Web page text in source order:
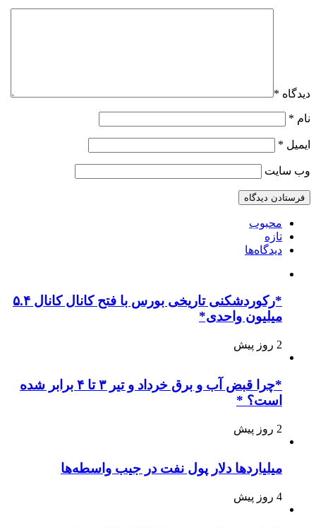
دیدگاه *
نام *
ایمیل *
وب‌ سایت
محبوب
تازه
دیدگاه‌ها
*رکوردشکنی تاریخی بورس با فتح کانال کانال ۵.۴
میلیون واحدی*
2 روز پیش
*چرا قبض آب و برق خرداد و تیر ۳ تا ۴ برابر شده
است؟ *
2 روز پیش
میلیاردها دلار پول نفت در جیب واسطه‌ها
4 روز پیش